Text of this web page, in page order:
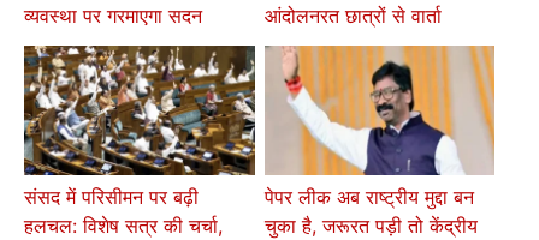
व्यवस्था पर गरमाएगा सदन
आंदोलनरत छात्रों से वार्ता
संसद में परिसीमन पर बढ़ी
हलचल: विशेष सत्र की चर्चा,
पेपर लीक अब राष्ट्रीय मुद्दा बन
चुका है, जरूरत पड़ी तो केंद्रीय